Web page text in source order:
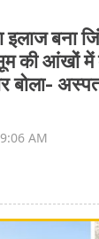
इलाज बना
की आंखों
बोला-
AM